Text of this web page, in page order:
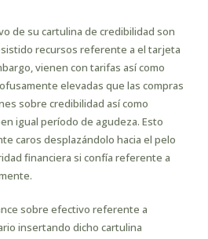
de su cartulina de credibilidad son
recursos referente a el tarjeta
vienen con tarifas así­ como
elevadas que las compras
sobre credibilidad así­ como
igual período de agudeza. Esto
caros desplazándolo hacia el pelo
financiera si confía referente a
sobre efectivo referente a
insertando dicho cartulina